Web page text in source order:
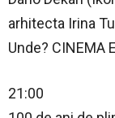
arhitecta Irina
Unde? CINEMA
21:00